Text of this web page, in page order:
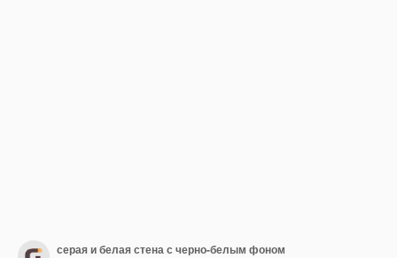
серая и белая стена с черно-белым фоном